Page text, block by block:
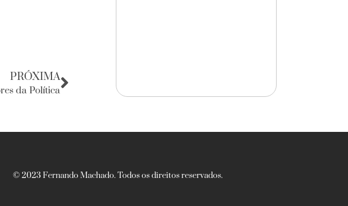
PRÓXIMA
da Política
© 2023 Fernando Machado. Todos os direitos reservados.